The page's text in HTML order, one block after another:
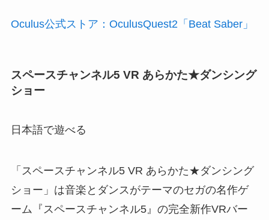
Oculus公式ストア：OculusQuest2「Beat Saber」
スペースチャンネル5 VR あらかた★ダンシング
ショー
日本語で遊べる
「スペースチャンネル5 VR あらかた★ダンシング
ショー」は音楽とダンスがテーマのセガの名作ゲ
ーム『スペースチャンネル5』の完全新作VRバー